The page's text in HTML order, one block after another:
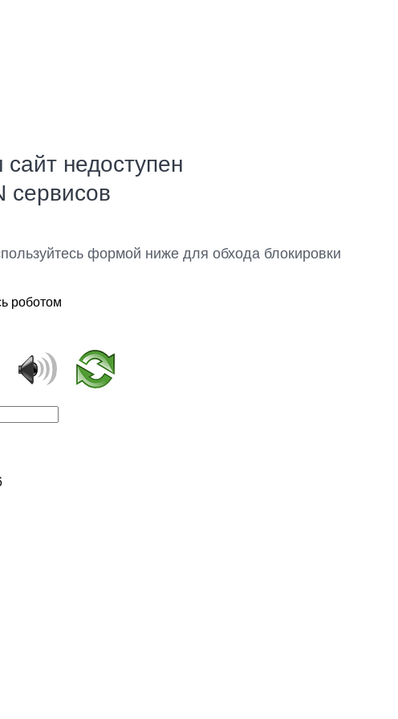
недоступен
сервисов
формой ниже для обхода блокировки
роботом